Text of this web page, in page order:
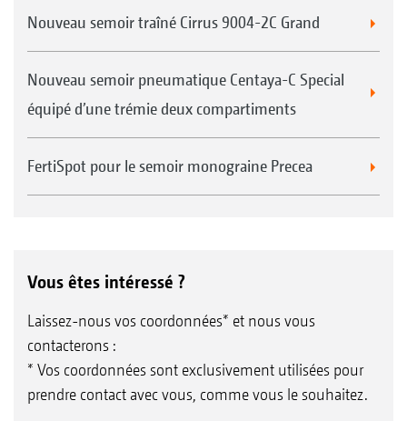
Nouveau semoir traîné Cirrus 9004-2C Grand
Nouveau semoir pneumatique Centaya-C Special
équipé d’une trémie deux compartiments
FertiSpot pour le semoir monograine Precea
Vous êtes intéressé ?
Laissez-nous vos coordonnées* et nous vous
contacterons :
* Vos coordonnées sont exclusivement utilisées pour
prendre contact avec vous, comme vous le souhaitez.